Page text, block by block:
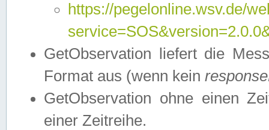
https://pegelonline.wsv.de/
GetObservation liefert die
Format aus (wenn kein
GetObservation ohne einen
einer Zeitreihe.